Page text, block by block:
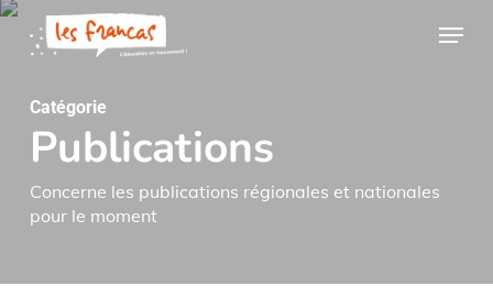
Panneau de gestion des cookies
Skip
main
Menu
Catégorie
Publications
Concerne les publications régionales et nationales
pour le moment